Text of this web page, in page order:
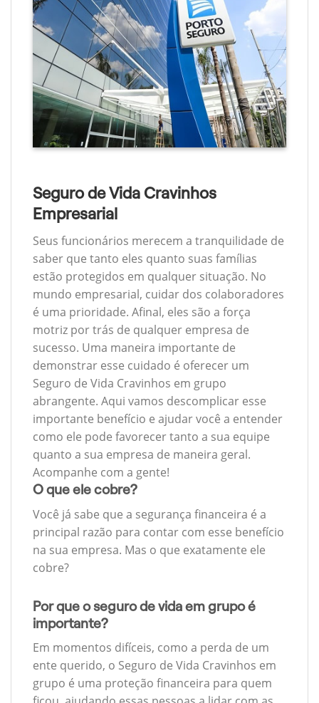
Seguro de Vida Cravinhos
Empresarial
Seus funcionários merecem a tranquilidade de
saber que tanto eles quanto suas famílias
estão protegidos em qualquer situação. No
mundo empresarial, cuidar dos colaboradores
é uma prioridade. Afinal, eles são a força
motriz por trás de qualquer empresa de
sucesso. Uma maneira importante de
demonstrar esse cuidado é oferecer um
Seguro de Vida Cravinhos em grupo
abrangente. Aqui vamos descomplicar esse
importante benefício e ajudar você a entender
como ele pode favorecer tanto a sua equipe
quanto a sua empresa de maneira geral.
Acompanhe com a gente!
O que ele cobre?
Você já sabe que a segurança financeira é a
principal razão para contar com esse benefício
na sua empresa. Mas o que exatamente ele
cobre?
Por que o seguro de vida em grupo é
importante?
Em momentos difíceis, como a perda de um
ente querido, o Seguro de Vida Cravinhos em
grupo é uma proteção financeira para quem